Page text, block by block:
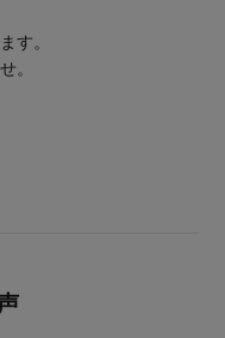
す。
。